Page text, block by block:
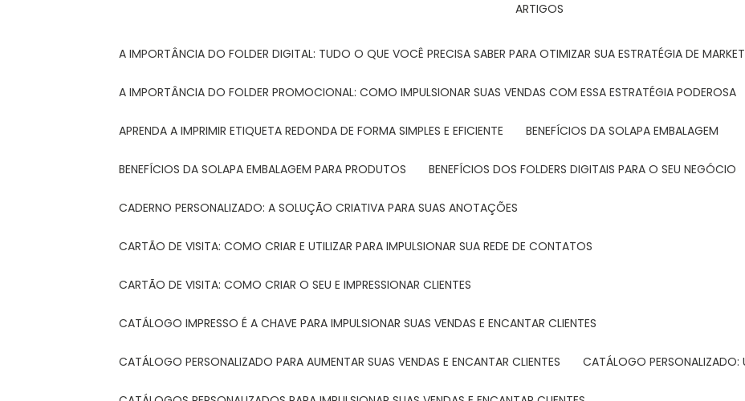
ARTIGOS
A IMPORTÂNCIA DO FOLDER DIGITAL: TUDO O QUE VOCÊ PRECISA SABER PARA OTIMIZAR SUA ESTRATÉGIA DE
A IMPORTÂNCIA DO FOLDER PROMOCIONAL: COMO IMPULSIONAR SUAS VENDAS COM ESSA ESTRATÉGIA PODEROSA
APRENDA A IMPRIMIR ETIQUETA REDONDA DE FORMA SIMPLES E EFICIENTE BENEFÍCIOS DA SOLAPA EMBALAGEM
BENEFÍCIOS DA SOLAPA EMBALAGEM PARA PRODUTOS BENEFÍCIOS DOS FOLDERS DIGITAIS PARA O SEU NEGÓCIO
CADERNO PERSONALIZADO: A SOLUÇÃO CRIATIVA PARA SUAS ANOTAÇÕES
CARTÃO DE VISITA: COMO CRIAR E UTILIZAR PARA IMPULSIONAR SUA REDE DE CONTATOS
CARTÃO DE VISITA: COMO CRIAR O SEU E IMPRESSIONAR CLIENTES
CATÁLOGO IMPRESSO É A CHAVE PARA IMPULSIONAR SUAS VENDAS E ENCANTAR CLIENTES
CATÁLOGO PERSONALIZADO PARA AUMENTAR SUAS VENDAS E ENCANTAR CLIENTES CATÁLOGO